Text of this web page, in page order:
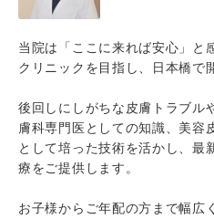
当院は「ここに来れば安心」と
クリニックを目指し、日本橋で
後回しにしがちな皮膚トラブル
膚科専門医としての知識、美容
として培った技術を活かし、最
療をご提供します。
お子様からご年配の方まで幅広